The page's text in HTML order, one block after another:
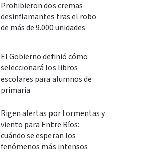
Prohibieron dos cremas
desinflamantes tras el robo
de más de 9.000 unidades
El Gobierno definió cómo
seleccionará los libros
escolares para alumnos de
primaria
Rigen alertas por tormentas y
viento para Entre Ríos:
cuándo se esperan los
fenómenos más intensos